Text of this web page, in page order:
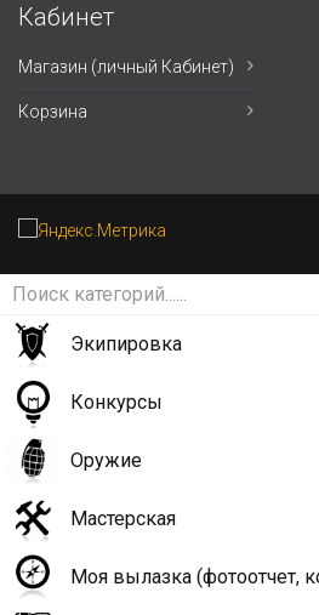
Кабинет
Магазин (личный Кабинет)
Корзина
Экипировка
Конкурсы
Оружие
Мастерская
Моя вылазка (фотоотчет,